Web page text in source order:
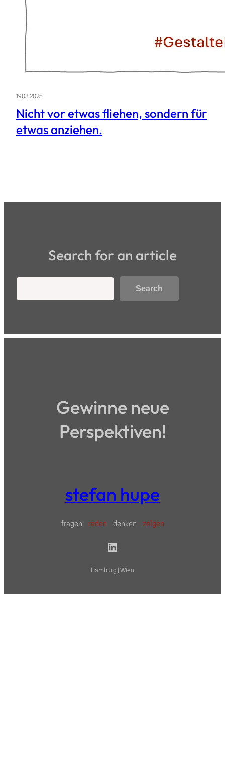
19.03.2025
Nicht vor etwas fliehen, sondern für
etwas anziehen.
Search for an article
Search
Gewinne neue
Perspektiven!
stefan hupe
fragen reden denken zeigen
LinkedIn
Hamburg | Wien